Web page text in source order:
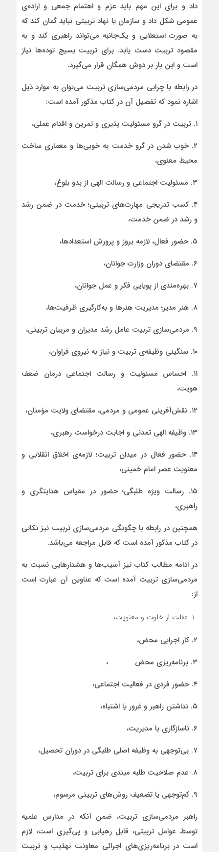
داد و برای این مهم باید عزم و اهتمام جمعی و اراده‌ی
عمومی شکل داد و سازمان یا نهاد تربیتی نباید گمان کند که
به صورت استعلایی و یک‌جانبه می‌تواند راهبری کند و به
مقصود تربیت دست یابد. برای تربیت بسیج توده‌ها نیاز
است و این بار بر دوش همگان قرار می‌گیرد.
در رابطه با چرایی مردمی‌سازی تربیت می‌توان به موارد ذیل
اشاره نمود که تفصیل آن در کتاب مذکور آمده است:
۱. تربیت در گرو مسئولیت پذیری و تمرین و اقدام عملی،
۲. خوب شدن در گرو خدمت به خوبی‌ها و معماری ساخت
محیط معنوی،
۳. مسئولیت اجتماعی و رسالت الهی از بدو بلوغ،
۴. کسب تدریجی مهارت‌های تربیتی؛ خدمت در ضمن رشد
و رشد در ضمن خدمت،
۵. حضور فعال، لازمه بروز و پرورش استعدادها،
۶. مقتضای دوران وزارت جوانان،
۷. بهره‌مندی از پویایی فکر و عمل جوانان،
۸. هنر مدیر؛ مدیریت هنرها و به‌کارگیری ظرفیت‌ها،
۹. مردمی‌سازی تربیت عامل رشد مدیران و مربیان تربیتی،
۱۰. سنگینی وظیفه‌ی تربیت و نیاز به نیروی فراوان،
۱۱. احساس مسئولیت و رسالت اجتماعی درمان ضعف
هویت،
۱۲. نقش‌آفرینی عمومی و مردمی، مقتضای ولایت مؤمنان،
۱۳. وظیفه الهی تمدنی و اجابت درخواست رهبری،
۱۴. حضور فعال در میدان تربیت؛ لازمه‌ی اخلاق انقلابی و
معنویت عصر امام خمینی،
۱۵. رسالت ویژه طلبگی؛ حضور در مقیاس هدایتگری و
راهبری،
همچنین در رابطه با چگونگی مردمی‌سازی تربیت نیز نکاتی
در کتاب مذکور آمده است که قابل مراجعه می‌باشد.
در ادامه مطالب کتاب نیز آسیب‌ها و هشدارهایی نسبت به
مردمی‌سازی تربیت آمده است که عناوین آن عبارت است
از:
غفلت از خلوت و معنویت،
۲. کار اجرایی محض،
۳. برنامه‌ریزی محض ،
۴. حضور فردی در فعالیت اجتماعی،
۵. نداشتن راهبر و غرور یا اشتباه،
۶. ناسازگاری با مدیریت،
۷. بی‌توجهی به وظیفه اصلی طلبگی در دوران تحصیل،
۸. عدم صلاحیت طلبه مبتدی برای تربیت،
۹. کم‌توجهی یا تضعیف روش‌های تربیتی مرسوم،
راهبر مردمی‌سازی تربیت، ضمن آنکه در مدارس علمیه
توسط عوامل تربیتی، قابل رهیابی و پی‌گیری است، لازم
است در برنامه‌ریزی‌های اجرائی معاونت تهذیب و تربیت